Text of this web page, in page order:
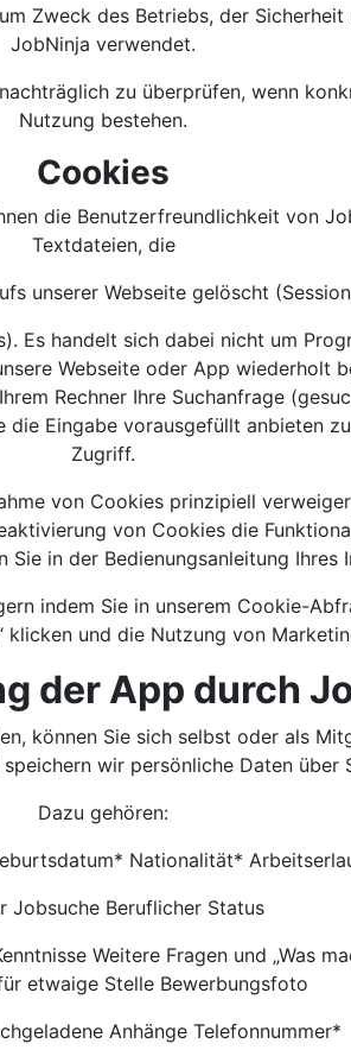
Zweck des Betriebs, der
JobNinja verwendet.
zu überprüfen, wenn
Nutzung bestehen.
Cookies
die Benutzerfreundlichkeit von
Textdateien, die
unserer Webseite gelöscht
Es handelt sich dabei nicht um
Webseite oder App wiederholt
Rechner Ihre Suchanfrage
Eingabe vorausgefüllt anbieten
Zugriff.
von Cookies prinzipiell
von Cookies die
in der Bedienungsanleitung Ihres
indem Sie in unserem Cookie-
klicken und die Nutzung von
der App durch
können Sie sich selbst oder als
wir persönliche Daten über
Dazu gehören:
Nationalität*
Jobsuche Beruflicher Status
Weitere Fragen und „Was
etwaige Stelle Bewerbungsfoto
Anhänge Telefonnummer*